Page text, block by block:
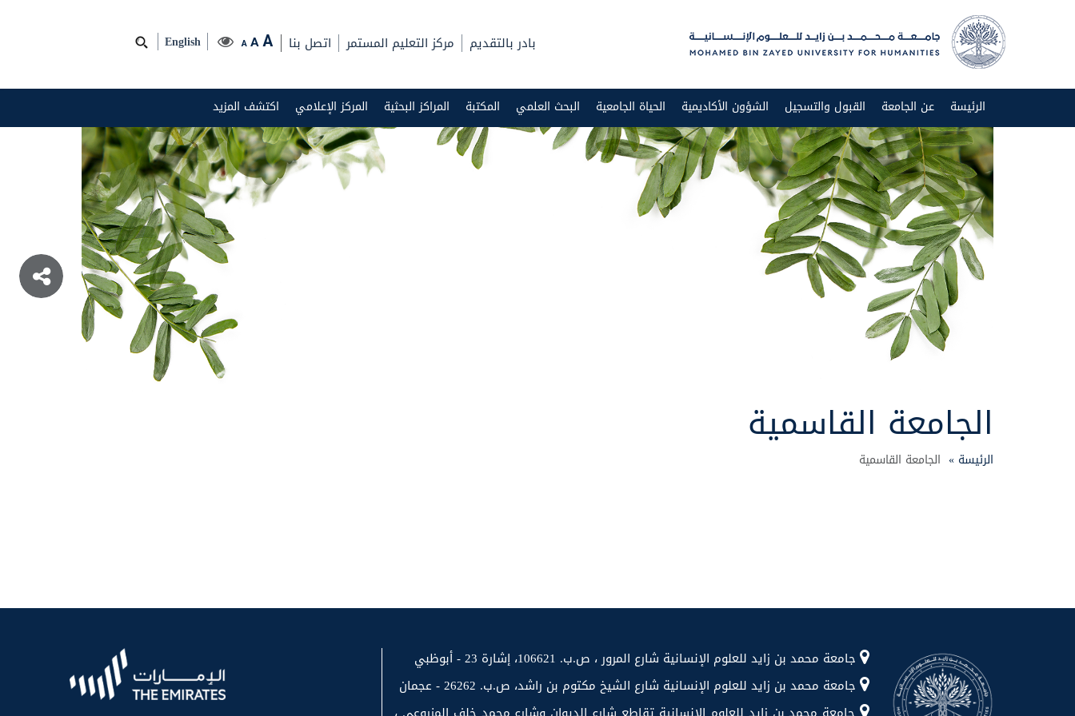
English A A A بادر بالتقديم مركز التعليم المستمر اتصل بنا
الرئيسة عن الجامعة القبول والتسجيل الشؤون الأكاديمية الحياة الجامعية البحث العلمي المكتبة المراكز البحثية المركز الإعلامي اكتشف المزيد
الجامعة القاسمية
الرئيسة » الجامعة القاسمية
جامعة محمد بن زايد للعلوم الإنسانية شارع المرور ، ص.ب. 106621، إشارة 23 - أبوظبي
جامعة محمد بن زايد للعلوم الإنسانية شارع الشيخ مكتوم بن راشد، ص.ب. 26262 - عجمان